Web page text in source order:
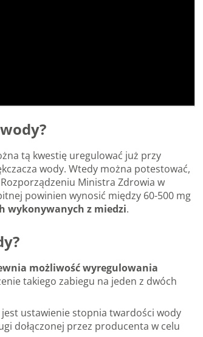
tą kwestię uregulować już przy
wody. Wtedy można potestować,
Ministra Zdrowia w
powinien wynosić między 60-500 mg
wykonywanych z miedzi.
możliwość wyregulowania
takiego zabiegu na jeden z dwóch
ustawienie stopnia twardości wody
dołączonej przez producenta w celu